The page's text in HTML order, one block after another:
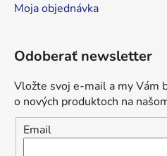
Moja objednávka
Odoberať newsletter
Vložte svoj e-mail a my Vám
o nových produktoch na
Email